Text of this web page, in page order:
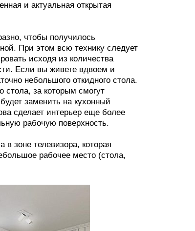
и актуальная открытая
чтобы получилось
При этом всю технику следует
исходя из количества
Если вы живете вдвоем и
небольшого откидного стола.
стола, за которым смогут
заменить на кухонный
сделает интерьер еще более
рабочую поверхность.
зоне телевизора, которая
рабочее место (стола,